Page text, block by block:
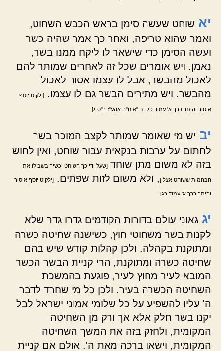
יא שוחט שעשה סימן בראש הכבש השחוט,
ואמר שהוא טריפה, ואחר כך אמר שהיה כשר
ועשה הסימן כדי שישאר לו ליקח ממנו בשר,
נאמן. ויש אומרים שכל זה לאחרים שמותר להם
לאכול מהבשר, אבל לו עצמו אסור לאכול
מהבשר. ויש מתירים הבשר גם לו עצמו. [ילקוט יוסף
איסור והיתר כרך א' עמוד כג. יבי"א ח"ה אהע"ז ר"ס ג]
יב יש מי שאומר שמותר לקצב המוכר בשר
לחתום על ערבות בנקאית עבור שוחט, ואין לחוש
בזה לא משום מתן שוחד [שעל ידי כך השוחט יכשיר בשבילו את
הבהמות ששוחט אצלו], ולא משום לזות שפתים. [ילקוט יוסף איסור
והיתר כרך א' עמוד כג]
יג גאוני עולם בדורות הקודמים גדרו גדר שלא
לקנות בשר משחוטי חוץ, כשישנה שחיטה כשרה
ומתוקנת בקהלה. ולכן קהלות קודש שיש בהם
שחיטה כשרה ומתוקנת, הרי קניית הבשר הכשר
המובא לעיר מחוץ לעיר, פוגעת בהמשכת
השחיטה הכשרה בעיר. ולכן כל מי שחרד לדבר
ה' עליו להשפיע על כל שלומי אמוני ישראל לבל
יקנו בשר חלק אלא אך ורק מן השחיטה
המקומית, ולחזק בזה את המשך השחיטה
המקומית, וישאו ברכה מאת ה'. אולם אם קניית